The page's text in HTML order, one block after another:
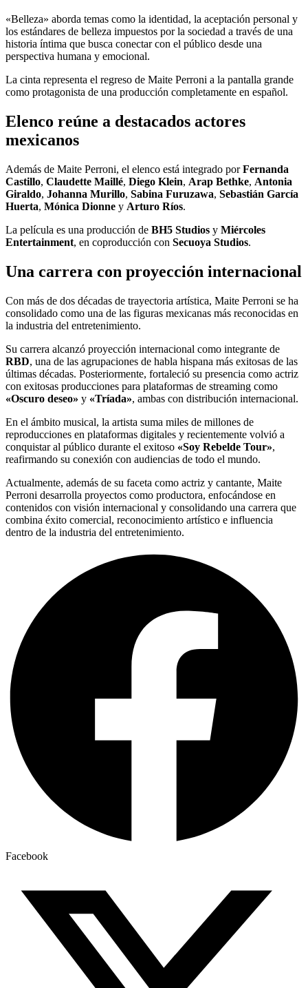
«Belleza» aborda temas como la identidad, la aceptación personal y
los estándares de belleza impuestos por la sociedad a través de una
historia íntima que busca conectar con el público desde una
perspectiva humana y emocional.
La cinta representa el regreso de Maite Perroni a la pantalla grande
como protagonista de una producción completamente en español.
Elenco reúne a destacados actores
mexicanos
Además de Maite Perroni, el elenco está integrado porFernanda
Castillo, Claudette Maillé, Diego Klein, Arap Bethke, Antonia
Giraldo, Johanna Murillo, Sabina Furuzawa, Sebastián García
Huerta, Mónica Dionne y Arturo Ríos.
La película es una producción de BH5 Studios y Miércoles
Entertainment, en coproducción con Secuoya Studios.
Una carrera con proyección internacional
Con más de dos décadas de trayectoria artística, Maite Perroni se ha
consolidado como una de las figuras mexicanas más reconocidas en
la industria del entretenimiento.
Su carrera alcanzó proyección internacional como integrante de
RBD, una de las agrupaciones de habla hispana más exitosas de las
últimas décadas. Posteriormente, fortaleció su presencia como actriz
con exitosas producciones para plataformas de streaming como
«Oscuro deseo» y «Tríada», ambas con distribución internacional.
En el ámbito musical, la artista suma miles de millones de
reproducciones en plataformas digitales y recientemente volvió a
conquistar al público durante el exitoso «Soy Rebelde Tour»,
reafirmando su conexión con audiencias de todo el mundo.
Actualmente, además de su faceta como actriz y cantante, Maite
Perroni desarrolla proyectos como productora, enfocándose en
contenidos con visión internacional y consolidando una carrera que
combina éxito comercial, reconocimiento artístico e influencia
dentro de la industria del entretenimiento.
Facebook